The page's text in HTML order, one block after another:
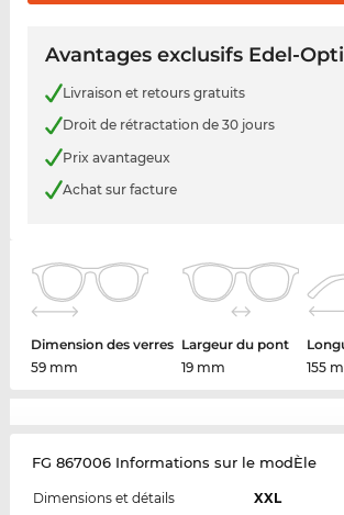
Avantages exclusifs Edel-
Livraison et retours gratuits
Droit de rétractation de 30 jours
Prix avantageux
Achat sur facture
Dimension des verres
59 mm
Largeur du pont
19 mm
155
FG 867006 Informations sur le modÈle
Dimensions et détails
XXL